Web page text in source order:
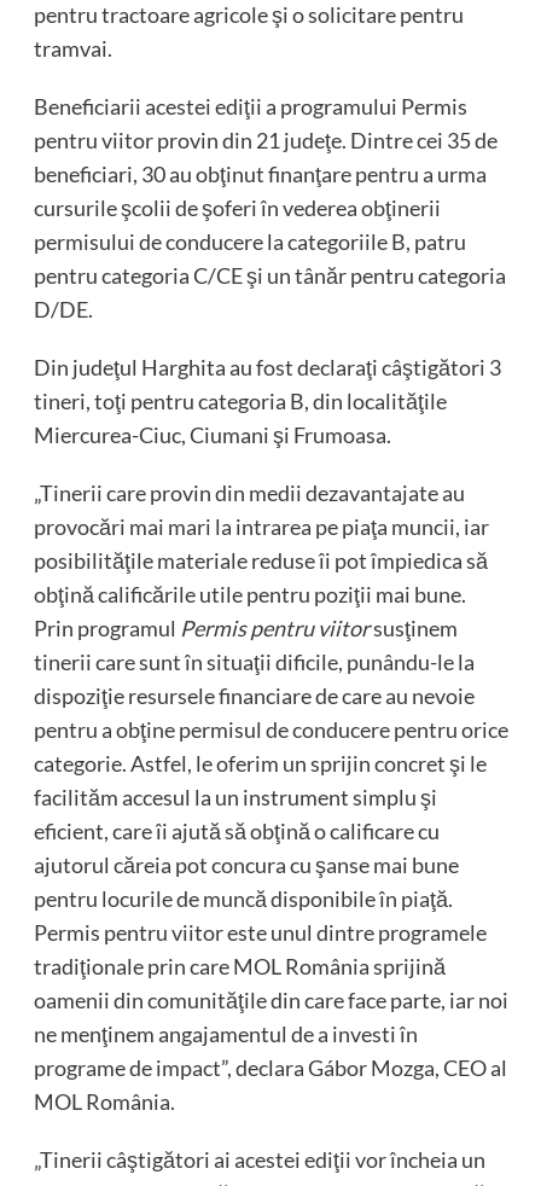
pentru tractoare agricole şi o solicitare pentru
tramvai.
Beneficiarii acestei ediţii a programului Permis
pentru viitor provin din 21 judeţe. Dintre cei 35 de
beneficiari, 30 au obţinut finanţare pentru a urma
cursurile şcolii de şoferi în vederea obţinerii
permisului de conducere la categoriile B, patru
pentru categoria C/CE şi un tânăr pentru categoria
D/DE.
Din judeţul Harghita au fost declaraţi câştigători 3
tineri, toţi pentru categoria B, din localităţile
Miercurea-Ciuc, Ciumani şi Frumoasa.
„Tinerii care provin din medii dezavantajate au
provocări mai mari la intrarea pe piaţa muncii, iar
posibilităţile materiale reduse îi pot împiedica să
obţină calificările utile pentru poziţii mai bune.
Prin programul Permis pentru viitorsusţinem
tinerii care sunt în situaţii dificile, punându-le la
dispoziţie resursele financiare de care au nevoie
pentru a obţine permisul de conducere pentru orice
categorie. Astfel, le oferim un sprijin concret şi le
facilităm accesul la un instrument simplu şi
eficient, care îi ajută să obţină o calificare cu
ajutorul căreia pot concura cu şanse mai bune
pentru locurile de muncă disponibile în piaţă.
Permis pentru viitor este unul dintre programele
tradiţionale prin care MOL România sprijină
oamenii din comunităţile din care face parte, iar noi
ne menţinem angajamentul de a investi în
programe de impact”, declara Gábor Mozga, CEO al
MOL România.
„Tinerii câştigători ai acestei ediţii vor încheia un